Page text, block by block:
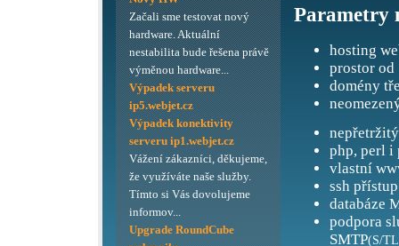
Parametry
hosting
prostor od
domény
php, perl i
vlastní
ssh přístup
databáze
podpora
SMTP(S/
Začali sme testovat nový
hardware. Aktuální
nestabilita bude řešena právě
výměnou hardware...
Výpadek serveru
ip5.webjet.cz
Výpadek konektivity
serveru ip1.webjet.cz
Vážení zákazníci, děkujeme,
že využíváte naše služby.
Tímto si Vás dovolujeme
informov...
Upgrade RoundCube